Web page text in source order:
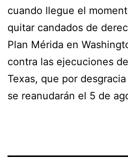
cuando llegue el
quitar candados de
Plan Mérida en
contra las ejecuciones
Texas, que por
se reanudarán el 5 de